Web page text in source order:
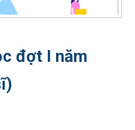
đợt I năm